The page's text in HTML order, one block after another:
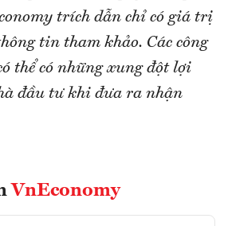
trích dẫn chỉ có giá trị
tin tham khảo. Các công
thể có những xung đột lợi
đầu tư khi đưa ra nhận
VnEconomy